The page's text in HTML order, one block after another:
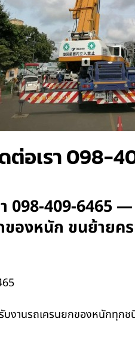
ต่อเรา 098-
098-409-6465
องหนัก ขนย้ายค
บงานรถเครนยกของหนักทุ